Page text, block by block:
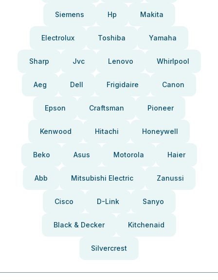
Siemens Hp Makita
Electrolux Toshiba Yamaha
Sharp Jvc Lenovo Whirlpool
Aeg Dell Frigidaire Canon
Epson Craftsman Pioneer
Kenwood Hitachi Honeywell
Beko Asus Motorola Haier
Abb Mitsubishi Electric Zanussi
Cisco D-Link Sanyo
Black & Decker Kitchenaid
Silvercrest